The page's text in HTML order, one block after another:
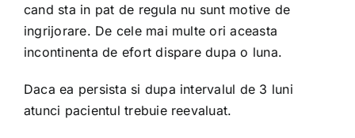
cand sta in pat de regula nu sunt motive de
ingrijorare. De cele mai multe ori aceasta
incontinenta de efort dispare dupa o luna.
Daca ea persista si dupa intervalul de 3 luni
atunci pacientul trebuie reevaluat.